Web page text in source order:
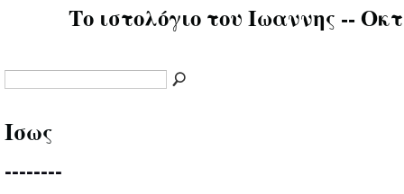
Το ιστολόγιο του Ιωαννης --
Ισως
--------